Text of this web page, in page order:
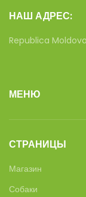
НАШ АДРЕС:
Republica
МЕНЮ
СТРАНИЦЫ
Магазин
Собаки